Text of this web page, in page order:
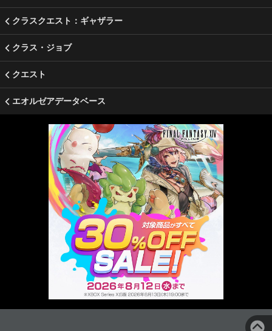
クラスクエスト：ギャザラー
クラス・ジョブ
クエスト
エオルゼアデータベース